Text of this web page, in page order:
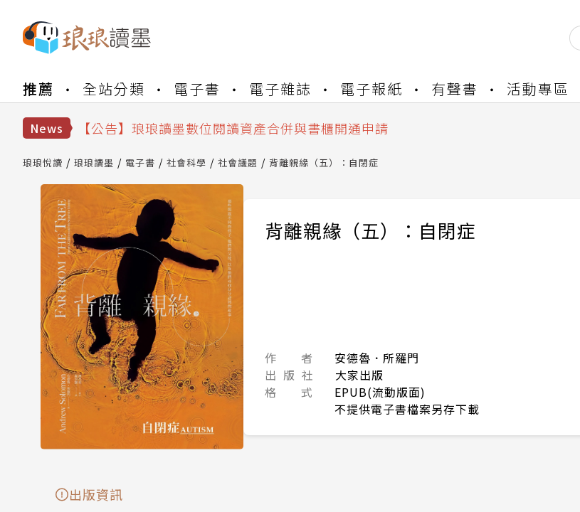
推薦 全站分類 電子書 電子雜誌 電子報紙 有聲書 活動專區
News
【公告】因 Readmoo 讀墨系統維護中，本站同步暫停部分閱讀服務
【公告】琅琅讀墨書櫃開通常見問題
【公告】琅琅書店服務升級重要說明及資產合併結果查詢
【公告】因 Readmoo 讀墨系統維護中，本站同步暫停部分閱讀服務
琅琅悅讀 琅琅讀墨 電子書 社會科學 社會議題 背離親緣（五）：自閉症
背離親緣（五）：自閉症
作 者
安德魯．所羅門
出 版 社
大家出版
格 式
EPUB(流動版面)
不提供電子書檔案另存下載
出版資訊